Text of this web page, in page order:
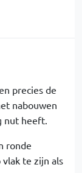
precies de
nabouwen
nut heeft.
ronde
te zijn als